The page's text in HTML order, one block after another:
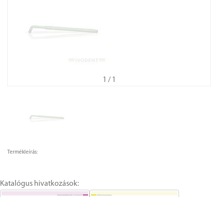
1 / 1
Termékleírás:
Katalógus hivatkozások: